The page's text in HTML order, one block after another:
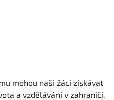
mohou naši žáci získávat
a vzdělávání v zahraničí.